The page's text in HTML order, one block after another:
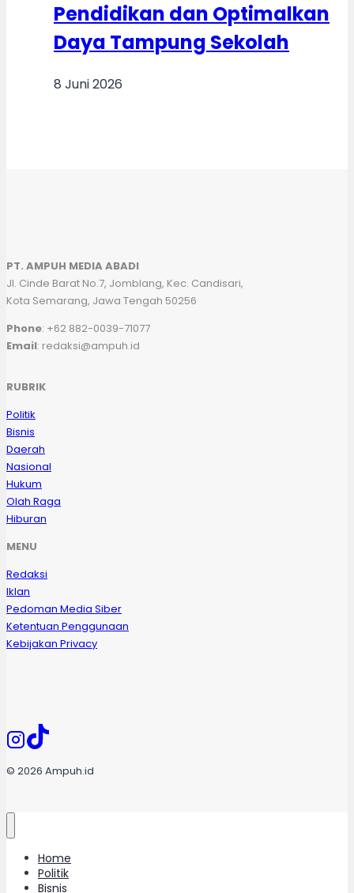
Pendidikan dan Optimalkan
Daya Tampung Sekolah
8 Juni 2026
PT. AMPUH MEDIA ABADI
Jl. Cinde Barat No.7, Jomblang, Kec. Candisari,
Kota Semarang, Jawa Tengah 50256
Phone: +62 882-0039-71077
Email: redaksi@ampuh.id
RUBRIK
Politik
Bisnis
Daerah
Nasional
Hukum
Olah Raga
Hiburan
MENU
Redaksi
Iklan
Pedoman Media Siber
Ketentuan Penggunaan
Kebijakan Privacy
© 2026 Ampuh.id
Home
Politik
Bisnis